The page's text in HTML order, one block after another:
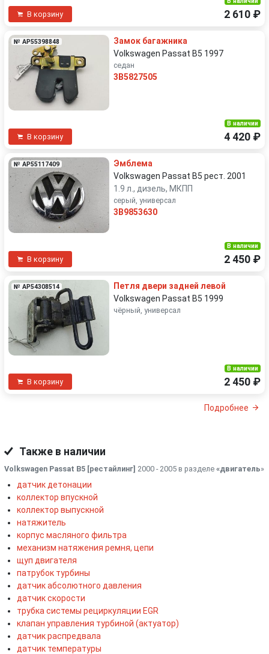
В корзину 2 610 ₽
№ AP55398848
Замок багажника
Volkswagen Passat B5 1997
седан
3B5827505
В корзину
В наличии
4 420 ₽
№ AP55117409
Эмблема
Volkswagen Passat B5 рест. 2001
1.9 л., дизель, МКПП
серый, универсал
3B9853630
В корзину
В наличии
2 450 ₽
№ AP54308514
Петля двери задней левой
Volkswagen Passat B5 1999
чёрный, универсал
В корзину
В наличии
2 450 ₽
Подробнее
Также в наличии
Volkswagen Passat B5 [рестайлинг] 2000 - 2005 в разделе «двигатель»
датчик детонации
коллектор впускной
коллектор выпускной
натяжитель
корпус масляного фильтра
механизм натяжения ремня, цепи
щуп двигателя
патрубок турбины
датчик абсолютного давления
датчик скорости
трубка системы рециркуляции EGR
клапан управления турбиной (актуатор)
датчик распредвала
датчик температуры